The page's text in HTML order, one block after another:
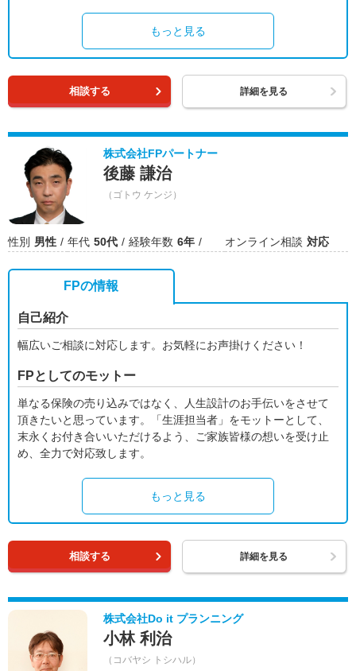
もっと見る
相談する 詳細を見る
株式会社FPパートナー
後藤 謙治
（ゴトウ ケンジ）
性別 男性 年代 50代 経験年数 6年 オンライン相談 対応
FPの情報
自己紹介
幅広いご相談に対応します。お気軽にお声掛けください！
FPとしてのモットー
単なる保険の売り込みではなく、人生設計のお手伝いをさせて
頂きたいと思っています。「生涯担当者」をモットーとして、
末永くお付き合いいただけるよう、ご家族皆様の想いを受け止
め、全力で対応致します。
もっと見る
相談する 詳細を見る
株式会社Do it プランニング
小林 利治
（コバヤシ トシハル）